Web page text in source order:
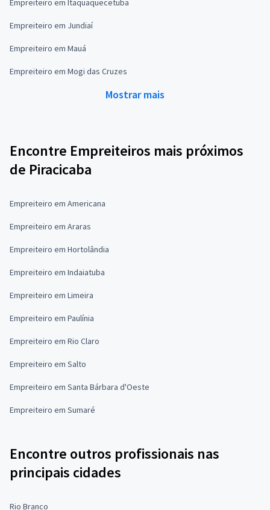
Empreiteiro em Itaquaquecetuba
Empreiteiro em Jundiaí
Empreiteiro em Mauá
Empreiteiro em Mogi das Cruzes
Mostrar mais
Encontre Empreiteiros mais próximos
de Piracicaba
Empreiteiro em Americana
Empreiteiro em Araras
Empreiteiro em Hortolândia
Empreiteiro em Indaiatuba
Empreiteiro em Limeira
Empreiteiro em Paulínia
Empreiteiro em Rio Claro
Empreiteiro em Salto
Empreiteiro em Santa Bárbara d'Oeste
Empreiteiro em Sumaré
Encontre outros profissionais nas
principais cidades
Rio Branco